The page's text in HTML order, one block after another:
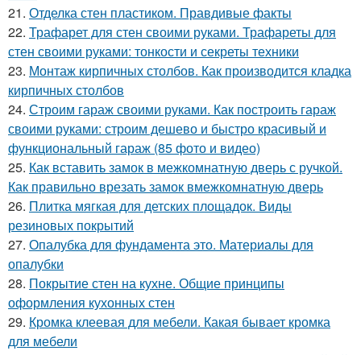
21. Отделка стен пластиком. Правдивые факты
22. Трафарет для стен своими руками. Трафареты для
стен своими руками: тонкости и секреты техники
23. Монтаж кирпичных столбов. Как производится кладка
кирпичных столбов
24. Строим гараж своими руками. Как построить гараж
своими руками: строим дешево и быстро красивый и
функциональный гараж (85 фото и видео)
25. Как вставить замок в межкомнатную дверь с ручкой.
Как правильно врезать замок вмежкомнатную дверь
26. Плитка мягкая для детских площадок. Виды
резиновых покрытий
27. Опалубка для фундамента это. Материалы для
опалубки
28. Покрытие стен на кухне. Общие принципы
оформления кухонных стен
29. Кромка клеевая для мебели. Какая бывает кромка
для мебели